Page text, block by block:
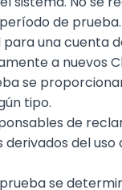
de prueba.
para una cuenta
a nuevos
se
tipo.
de
del uso
se